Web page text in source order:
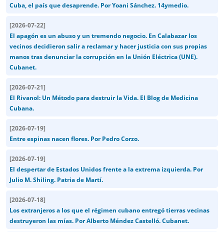
Cuba, el país que desaprende. Por Yoani Sánchez. 14ymedio.
[2026-07-22]
El apagón es un abuso y un tremendo negocio. En Calabazar los
vecinos decidieron salir a reclamar y hacer justicia con sus propias
manos tras denunciar la corrupción en la Unión Eléctrica (UNE).
Cubanet.
[2026-07-21]
El Rivanol: Un Método para destruir la Vida. El Blog de Medicina
Cubana.
[2026-07-19]
Entre espinas nacen flores. Por Pedro Corzo.
[2026-07-19]
El despertar de Estados Unidos frente a la extrema izquierda. Por
Julio M. Shiling. Patria de Martí.
[2026-07-18]
Los extranjeros a los que el régimen cubano entregó tierras vecinas
destruyeron las mías. Por Alberto Méndez Castelló. Cubanet.